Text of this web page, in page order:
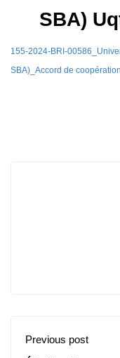
SBA)
155-2024-BRI-
SBA)_Accord de
Previous post